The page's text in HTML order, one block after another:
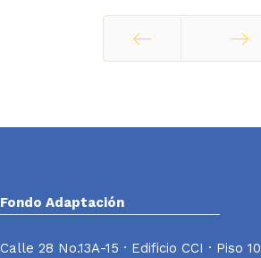
Fondo Adaptación
Calle 28 No.13A-15 · Edificio CCI · Piso 10